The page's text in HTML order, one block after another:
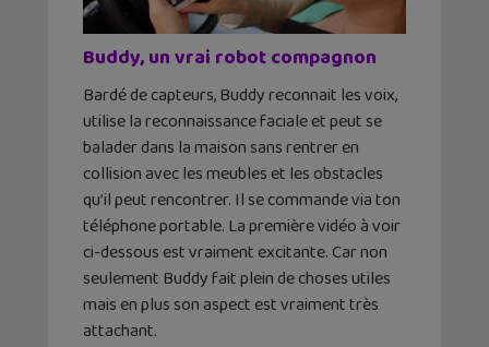
Buddy, un vrai robot compagnon
Bardé de capteurs, Buddy reconnait les voix,
utilise la reconnaissance faciale et peut se
balader dans la maison sans rentrer en
collision avec les meubles et les obstacles
qu’il peut rencontrer. Il se commande via ton
téléphone portable. La première vidéo à voir
ci-dessous est vraiment excitante. Car non
seulement Buddy fait plein de choses utiles
mais en plus son aspect est vraiment très
attachant.